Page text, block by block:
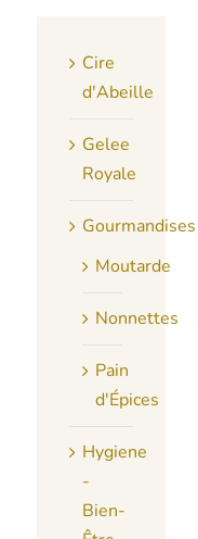
Cire
d'Abeille
Gelee
Royale
Gourmandises
Moutarde
Nonnettes
Pain
d'Épices
Hygiene
-
Bien-